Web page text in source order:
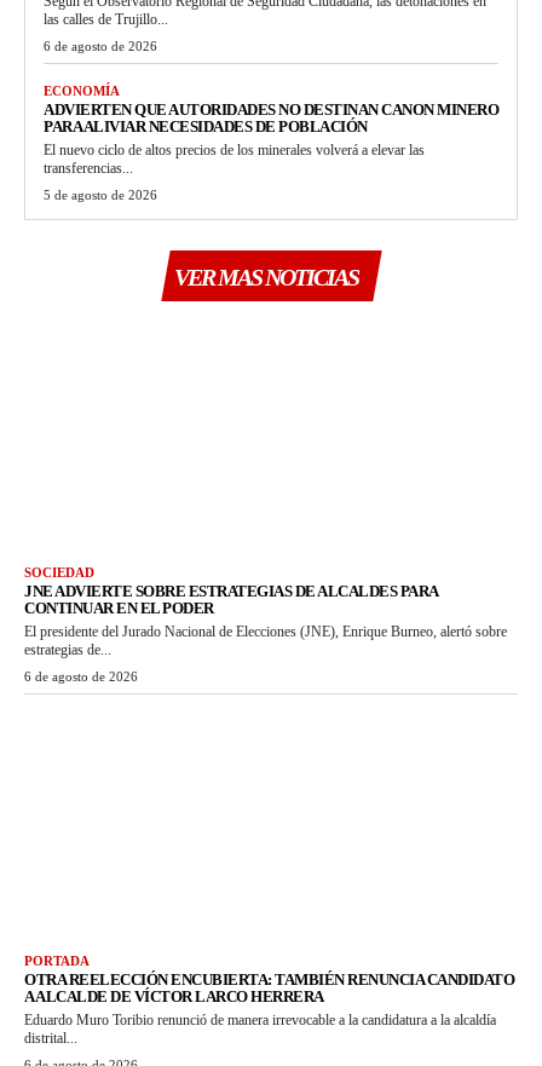
las calles de Trujillo...
6 de agosto de 2026
ECONOMÍA
ADVIERTEN QUE AUTORIDADES NO DESTINAN CANON MINERO
PARA ALIVIAR NECESIDADES DE POBLACIÓN
El nuevo ciclo de altos precios de los minerales volverá a elevar las
transferencias...
5 de agosto de 2026
VER MAS NOTICIAS
SOCIEDAD
JNE ADVIERTE SOBRE ESTRATEGIAS DE ALCALDES PARA
CONTINUAR EN EL PODER
El presidente del Jurado Nacional de Elecciones (JNE), Enrique Burneo, alertó sobre
estrategias de...
6 de agosto de 2026
PORTADA
OTRA REELECCIÓN ENCUBIERTA: TAMBIÉN RENUNCIA CANDIDATO
A ALCALDE DE VÍCTOR LARCO HERRERA
Eduardo Muro Toribio renunció de manera irrevocable a la candidatura a la alcaldía
distrital...